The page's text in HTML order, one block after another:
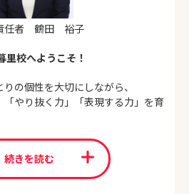
任者 鶴田 裕子
里校へようこそ！
の個性を大切にしながら、
やり抜く力」「表現する力」を育
さな“できた！”の積み重ねを通し
きます。
続きを読む